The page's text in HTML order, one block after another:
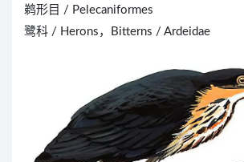
鹈形目 / Pelecaniformes
鹭科 / Herons，Bitterns / Ardeidae